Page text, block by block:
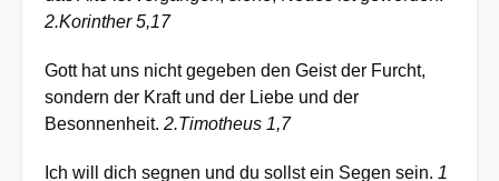
2.Korinther 5,17
Gott hat uns nicht gegeben den Geist der Furcht,
sondern der Kraft und der Liebe und der
Besonnenheit. 2.Timotheus 1,7
Ich will dich segnen und du sollst ein Segen sein. 1